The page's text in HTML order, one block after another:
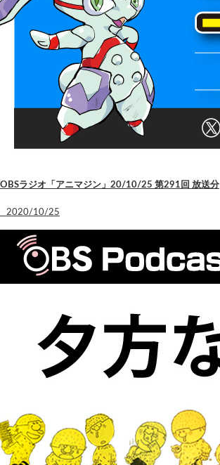
OBSラジオ「アニマジン」20/10/25 第291回 放送分
2020/10/25